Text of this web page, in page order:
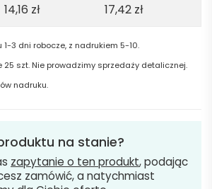
14,16 zł 17,42 zł
1-3 dni robocze, z nadrukiem 5-10.
25 szt. Nie prowadzimy sprzedaży detalicznej.
nadruku.
na stanie?
zapytanie o ten produkt, podając
zamówić, a natychmiast